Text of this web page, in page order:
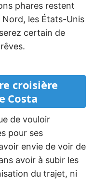
phares restent
Nord, les États-Unis
certain de
croisière
Costa
de vouloir
pour ses
envie de voir de
avoir à subir les
du trajet, ni